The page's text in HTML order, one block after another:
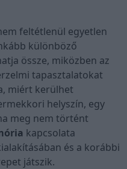
feltétlenül egyetlen
különböző
össze, miközben az
tapasztalatokat
miért kerülhet
helyszín, egy
meg nem történt
kapcsolata
és a korábbi
játszik.